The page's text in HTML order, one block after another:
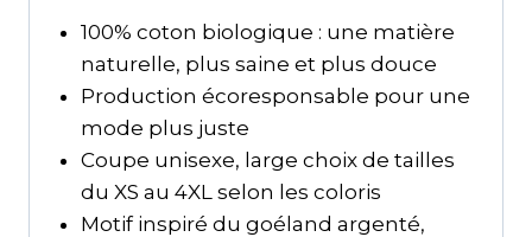
100% coton biologique : une matière
naturelle, plus saine et plus douce
Production écoresponsable pour une
mode plus juste
Coupe unisexe, large choix de tailles
du XS au 4XL selon les coloris
Motif inspiré du goéland argenté,